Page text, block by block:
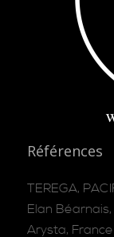
Références
TEREGA,
Elan
Arysta, France